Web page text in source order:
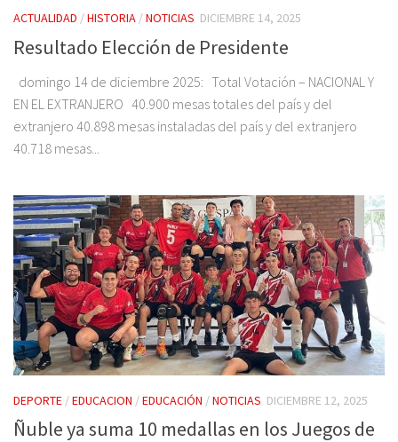
ACTUALIDAD /HISTORIA /NOTICIAS DICIEMBRE 14, 2025
Resultado Elección de Presidente
domingo 14 de diciembre 2025: Total Votación – NACIONAL Y
EN EL EXTRANJERO 40.900 mesas totales del país y del
extranjero 40.898 mesas instaladas del país y del extranjero
40.718 mesas...
DEPORTE /EDUCACION /EDUCACIÓN /NOTICIAS DICIEMBRE 12, 2025
Ñuble ya suma 10 medallas en los Juegos de